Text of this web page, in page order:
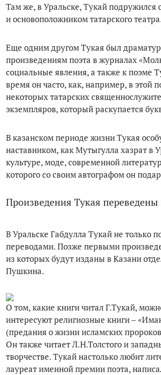
Там же, в Уральске, Тукай
и основоположником татарского
Еще одним другом Тукая был
произведениям поэта в журналах
социальные явления, а также к поэме
время он часто, как, например, в этой
некоторых татарских
экземпляров, который раскупается
В казанском периоде жизни Тукая
наставником, как Мутыгулла хазрат в
культуре, моде, современной
которого со своим автографом он
Произведения Тукая
В Уральске Габдулла Тукай не только
переводами. Позже первыми
из которых будут изданы в Казани
Пушкина.
О том, какие книги читал Г.Тукай,
интересуют религиозные книги –
(предания о жизни исламских
Он также читает Л.Н.Толстого и
творчестве. Тукай настолько любит
лауреат именной премии поэта,